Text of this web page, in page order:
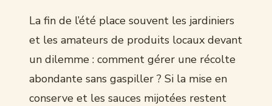
La fin de l’été place souvent les jardiniers
et les amateurs de produits locaux devant
un dilemme : comment gérer une récolte
abondante sans gaspiller ? Si la mise en
conserve et les sauces mijotées restent